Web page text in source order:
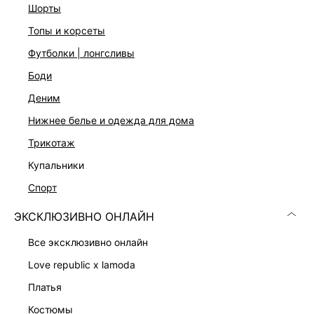
шорты
топы и корсеты
футболки | лонгсливы
боди
деним
нижнее белье и одежда для дома
трикотаж
купальники
спорт
ЭКСКЛЮЗИВНО ОНЛАЙН
все эксклюзивно онлайн
love republic x lamoda
платья
костюмы
Три цвета: бордовый, молочный и черный с цветочным
принтом
На модели размер 44. Крой модели соответствует
стандартному размеру.
ДОСТАВКА И ВОЗВРАТ
Подробные условия доставки и возврата
Скачать
в AppStore
КАТАЛОГ